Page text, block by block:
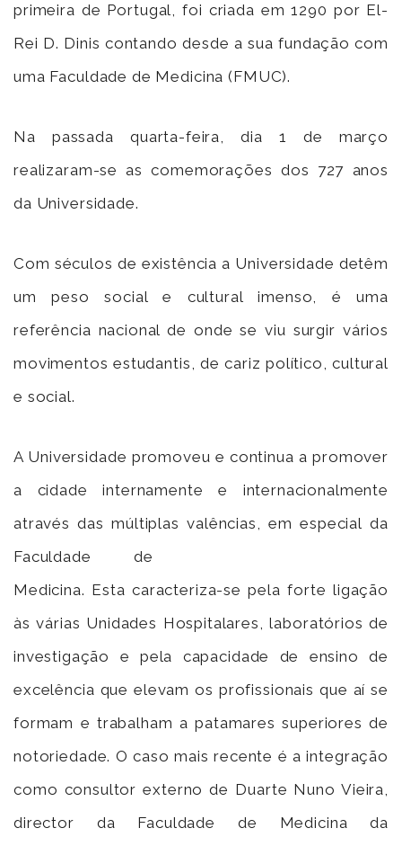
primeira de Portugal, foi criada em 1290 por El-
Rei D. Dinis contando desde a sua fundação com
uma Faculdade de Medicina (FMUC).
Na passada quarta-feira, dia 1 de março
realizaram-se as comemorações dos 727 anos
da Universidade.
Com séculos de existência a Universidade detêm
um peso social e cultural imenso, é uma
referência nacional de onde se viu surgir vários
movimentos estudantis, de cariz político, cultural
e social.
A Universidade promoveu e continua a promover
a cidade internamente e internacionalmente
através das múltiplas valências, em especial da
Faculdade de
Medicina. Esta caracteriza-se pela forte ligação
às várias Unidades Hospitalares, laboratórios de
investigação e pela capacidade de ensino de
excelência que elevam os profissionais que aí se
formam e trabalham a patamares superiores de
notoriedade. O caso mais recente é a integração
como consultor externo de Duarte Nuno Vieira,
director da Faculdade de Medicina da